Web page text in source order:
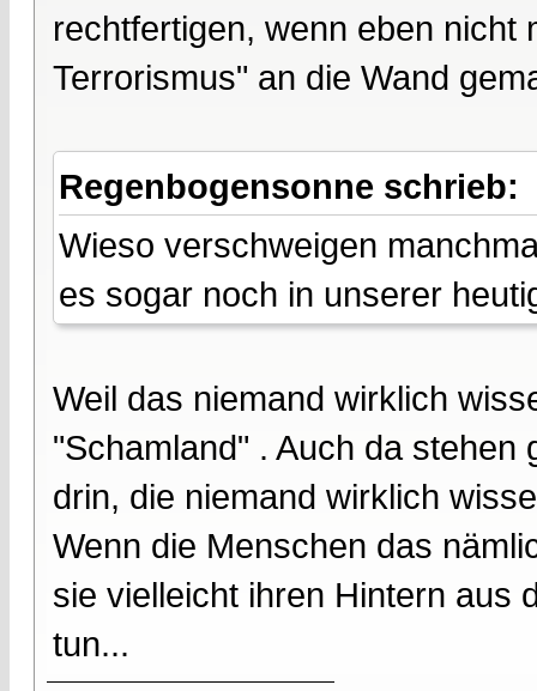
rechtfertigen, wenn eben
Terrorismus" an die Wand
Regenbogensonne schrieb:
Wieso verschweigen
es sogar noch in unserer
Weil das niemand wirklich
"Schamland" . Auch da stehen
drin, die niemand wirklich
Wenn die Menschen das
sie vielleicht ihren Hintern aus
tun...